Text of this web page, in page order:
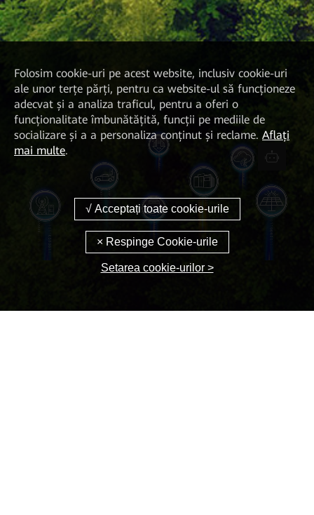
Folosim cookie-uri pe acest website, inclusiv cookie-uri
ale unor terțe părți, pentru ca website-ul să funcționeze
adecvat și a analiza traficul, pentru a oferi o
funcționalitate îmbunătățită, funcții pe mediile de
socializare și a a personaliza conținut și reclame. Aflați
mai multe.
Setarea cookie-urilor >